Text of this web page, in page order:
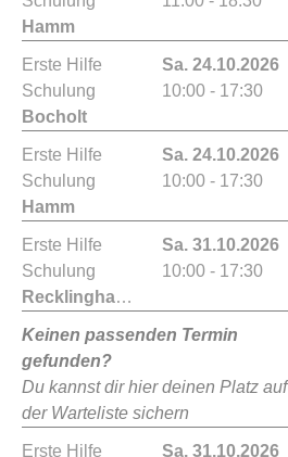
Hamm
Erste Hilfe
Schulung
Bocholt
Sa. 24.10.2026
10:00 - 17:30
Erste Hilfe
Schulung
Hamm
Sa. 24.10.2026
10:00 - 17:30
Erste Hilfe
Schulung
Recklinghausen
Sa. 31.10.2026
10:00 - 17:30
Keinen passenden Termin
gefunden?
Du kannst dir hier deinen Platz auf
der Warteliste sichern
Erste Hilfe
Sa. 31.10.2026